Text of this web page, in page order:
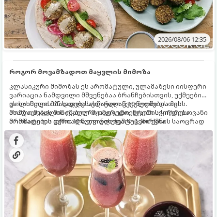
2026/08/06 12:35
როგორ მოვამზადოთ მაყვლის მიმოზა
კლასიკური მიმოზას ეს არომატული, ულამაზესი იისფერი
ვარიაცია ნამდვილი მშვენებაა ბრანჩებისთვის, უქმეების
დილისთვის ან სადღესასწაულო წვეულებებისთვის.
ახალი მაყვლის ტკბილ-მჟავე გემო, ლაიმის ციტრუსოვანი
არომატი და ცქრიალა ღვინის ბუშტუკები ქმნის საოცრად
დახვეწილ და მაგრილებელ კოქტეილს.
ეს სასმელი მზადდება სულ რაღაც 10 წუთში და მის
მომზადებას მინიმალური ინგრედიენტები სჭირდება.
მომზადების დრო: 10 წუთი ულუფა: 4–6 პორცია